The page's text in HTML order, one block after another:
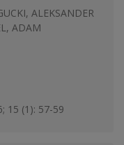
ALEKSANDER
ADAM
15 (1): 57-59